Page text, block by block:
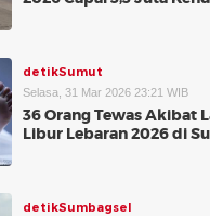
detikSumut
Selasa, 31 Mar 2026 23:21 WIB
36 Orang Tewas Akibat
Libur Lebaran 2026 di
detikSumbagsel